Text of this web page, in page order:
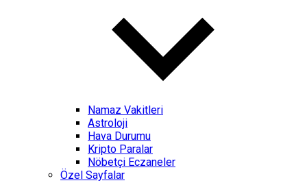
Namaz Vakitleri
Astroloji
Hava Durumu
Kripto Paralar
Nöbetçi Eczaneler
Özel Sayfalar